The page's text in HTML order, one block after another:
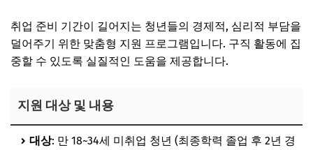
취업 준비 기간이 길어지는 청년들의 경제적, 심리적 부담을
덜어주기 위한 맞춤형 지원 프로그램입니다. 구직 활동에 집
중할 수 있도록 실질적인 도움을 제공합니다.
지원 대상 및 내용
대상: 만 18~34세 미취업 청년 (최종학력 졸업 후 2년 경